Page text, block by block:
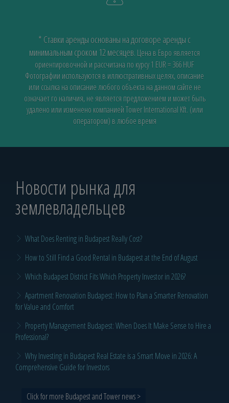
* Ставки аренды основаны на договоре аренды с
минимальным сроком 12 месяцев. Цена в Евро является
ориентировочной и рассчитана по курсу 1 EUR = 366 HUF
Фотографии используются в иллюстративных целях, описание
или ссылка на описание любого объекта на данном сайте не
означает го наличия, не является предложением и может быть
удалено или изменено компанией Tower International Kft. (или
оператором) в любое время
Новости рынка для
землевладельцев
What Does Renting in Budapest Really Cost?
How to Still Find a Good Rental in Budapest at the End of August
Which Budapest District Fits Which Property Investor in 2026?
Apartment Renovation Budapest: How to Plan a Smarter Renovation
for Value and Comfort
Property Management Budapest: When Does It Make Sense to Hire a
Professional?
Why Investing in Budapest Real Estate is a Smart Move in 2026: A
Comprehensive Guide for Investors
Click for more Budapest and Tower news >